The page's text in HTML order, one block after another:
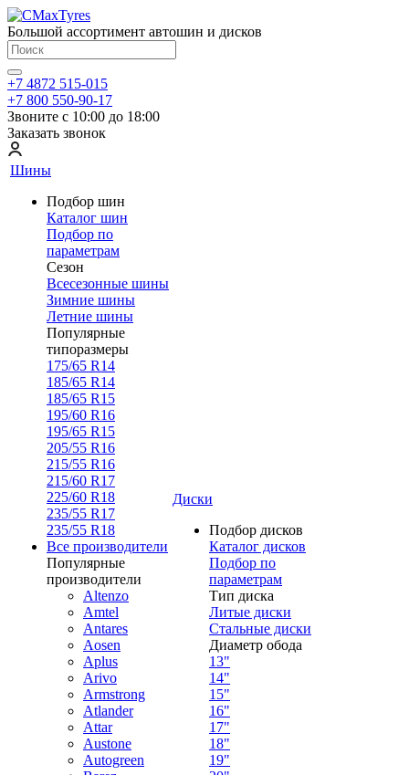
Большой ассортимент автошин и дисков
+7 4872 515-015
+7 800 550-90-17
Звоните с 10:00 до 18:00
Заказать звонок
Шины
Подбор шин
Каталог шин
Подбор по
параметрам
Сезон
Всесезонные шины
Зимние шины
Летние шины
Популярные
типоразмеры
175/65 R14
185/65 R14
185/65 R15
195/60 R16
195/65 R15
205/55 R16
215/55 R16
215/60 R17
225/60 R18
235/55 R17
235/55 R18
Все производители
Популярные
производители
Altenzo
Amtel
Antares
Aosen
Aplus
Arivo
Armstrong
Atlander
Attar
Austone
Autogreen
Диски
Подбор дисков
Каталог дисков
Подбор по
параметрам
Тип диска
Литые диски
Стальные диски
Диаметр обода
13"
14"
15"
16"
17"
18"
19"